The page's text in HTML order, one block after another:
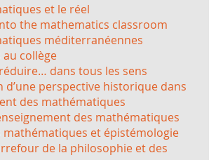
et le réel
the mathematics classroom
méditerranéennes
collège
réduire… dans tous les sens
perspective historique dans
des mathématiques
des mathématiques
mathématiques et épistémologie
de la philosophie et des